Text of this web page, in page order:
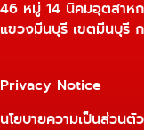
46 หมู่ 14 นิคมอุตสาหก
แขวงมีนบุรี เขตมีนบุรี
Privacy Notice
นโยบายความเป็นส่วนตัว